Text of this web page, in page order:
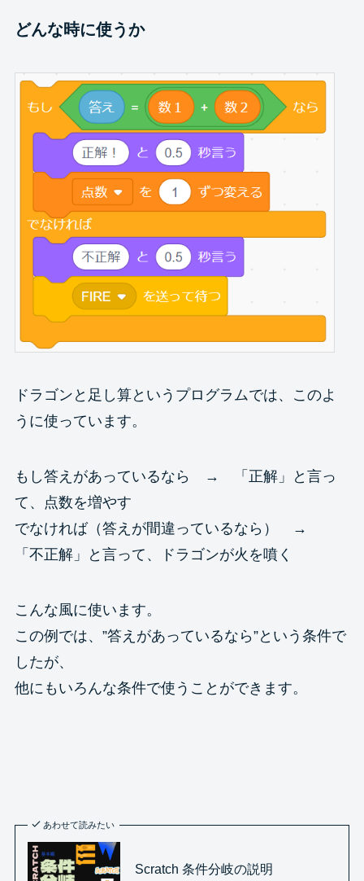
どんな時に使うか
ドラゴンと足し算というプログラムでは、このよ
うに使っています。
もし答えがあっているなら → 「正解」と言っ
て、点数を増やす
でなければ（答えが間違っているなら） →
「不正解」と言って、ドラゴンが火を噴く
こんな風に使います。
この例では、”答えがあっているなら”という条件で
したが、
他にもいろんな条件で使うことができます。
あわせて読みたい
Scratch 条件分岐の説明